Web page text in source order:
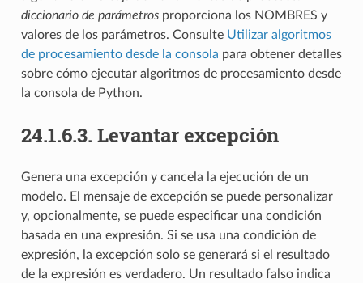
diccionario de parámetrosproporciona los NOMBRES y
valores de los parámetros. Consulte Utilizar algoritmos
de procesamiento desde la consola para obtener detalles
sobre cómo ejecutar algoritmos de procesamiento desde
la consola de Python.
24.1.6.3. Levantar excepción
Genera una excepción y cancela la ejecución de un
modelo. El mensaje de excepción se puede personalizar
y, opcionalmente, se puede especificar una condición
basada en una expresión. Si se usa una condición de
expresión, la excepción solo se generará si el resultado
de la expresión es verdadero. Un resultado falso indica